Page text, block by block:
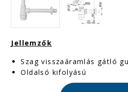
Jellemzők
Szag visszaáramlás gátló
Oldalsó kifolyású